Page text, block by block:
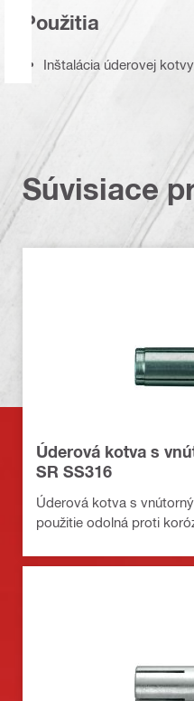
Použitia
Inštalácia úderovej
Súvisiace
Úderová kotva s
SR SS316
Úderová kotva s
použitie odolná proti